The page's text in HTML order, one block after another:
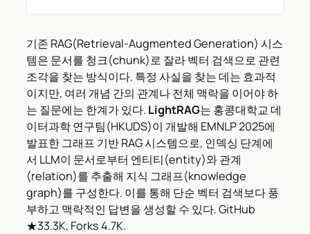
기존 RAG(Retrieval-Augmented Generation) 시스
템은 문서를 청크(chunk)로 잘라 벡터 검색으로 관련
조각을 찾는 방식이다. 특정 사실을 찾는 데는 효과적
이지만, 여러 개념 간의 관계나 전체 맥락을 이어야 하
는 질문에는 한계가 있다. LightRAG는 홍콩대학교 데
이터과학 연구팀(HKUDS)이 개발해 EMNLP 2025에
발표한 그래프 기반 RAG 시스템으로, 인덱싱 단계에
서 LLM이 문서로부터 엔티티(entity)와 관계
(relation)를 추출해 지식 그래프(knowledge
graph)를 구성한다. 이를 통해 단순 벡터 검색보다 풍
부하고 맥락적인 답변을 생성할 수 있다. GitHub
★33.3K, Forks 4.7K.